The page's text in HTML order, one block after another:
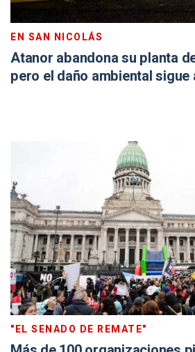
EN SAN NICOLÁS
Atanor abandona su planta
pero el daño ambiental sigue
"EL SENADO DE REMATE"